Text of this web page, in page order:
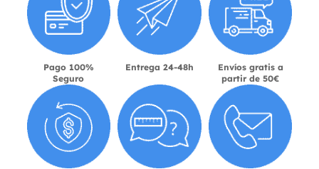
Pago 100%
Seguro
Entrega 24-48h
Envíos gratis a
partir de 50€